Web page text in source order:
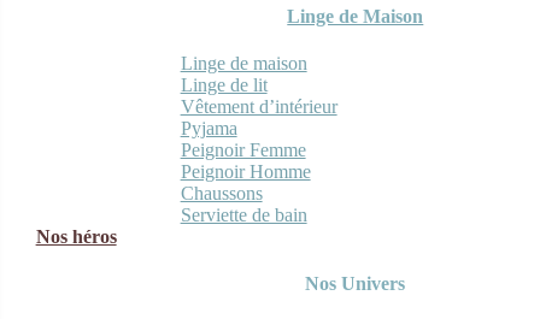
Linge de Maison
Linge de maison
Linge de lit
Vêtement d’intérieur
Pyjama
Peignoir Femme
Peignoir Homme
Chaussons
Serviette de bain
Nos héros
Nos Univers